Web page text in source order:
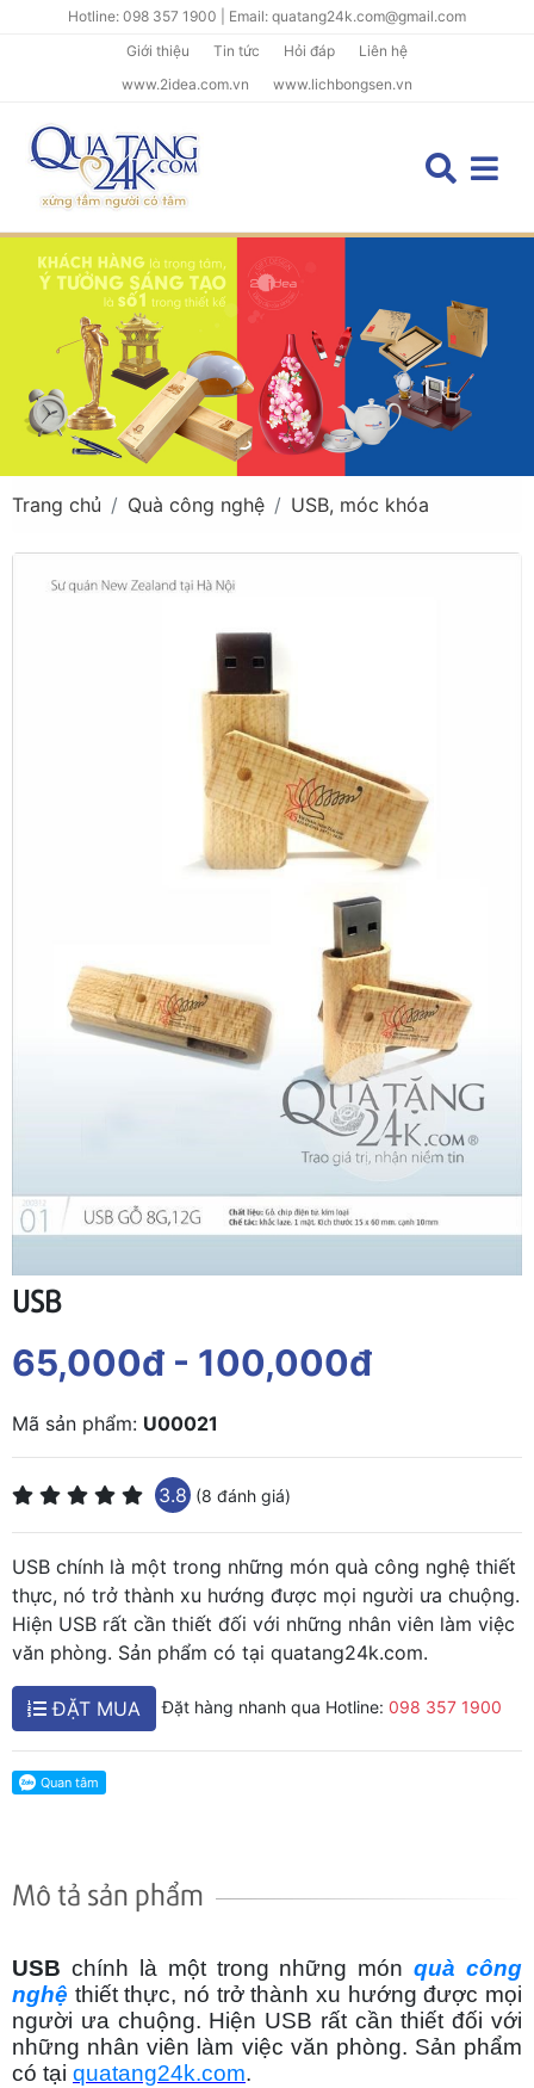
Hotline: 098 357 1900 | Email: quatang24k.com@gmail.com
Giới thiệu
Tin tức Hỏi đáp
Liên hệ
www.2idea.com.vn
www.lichbongsen.vn
Trang chủ Quà công nghệ USB, móc khóa
USB
65,000đ - 100,000đ
Mã sản phẩm: U00021
3.8 (8 đánh giá)
USB chính là một trong những món quà công nghệ thiết
thực, nó trở thành xu hướng được mọi người ưa chuộng.
Hiện USB rất cần thiết đối với những nhân viên làm việc
văn phòng. Sản phẩm có tại quatang24k.com.
ĐẶT MUA Đặt hàng nhanh qua Hotline: 098 357 1900
Mô tả sản phẩm
USB chính là một trong những mónquà công
nghệ thiết thực, nó trở thành xu hướng được mọi
người ưa chuộng. Hiện USB rất cần thiết đối với
những nhân viên làm việc văn phòng. Sản phẩm
có tại quatang24k.com.